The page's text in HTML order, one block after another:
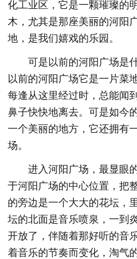
化工业区，它是一颗璀璨的
木，尤其是那座美丽的河阳
地，是我们嬉戏的乐园。
可是以前的河阳广场是
以前的河阳广场它是一片菜
每逢从这里经过时，总能闻
鼻子快快地离去。可是如今
一个美丽的地方，它还拥
场。
进入河阳广场，最显眼
于河阳广场的中心位置，把
的旁边是一个大大的花坛，
坛的北面是音乐喷泉，一到
开放了，伴随着那好听的音
着音乐的节奏而变化，淘气